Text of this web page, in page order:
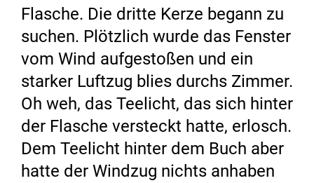
Flasche. Die dritte Kerze begann zu
suchen. Plötzlich wurde das Fenster
vom Wind aufgestoßen und ein
starker Luftzug blies durchs Zimmer.
Oh weh, das Teelicht, das sich hinter
der Flasche versteckt hatte, erlosch.
Dem Teelicht hinter dem Buch aber
hatte der Windzug nichts anhaben